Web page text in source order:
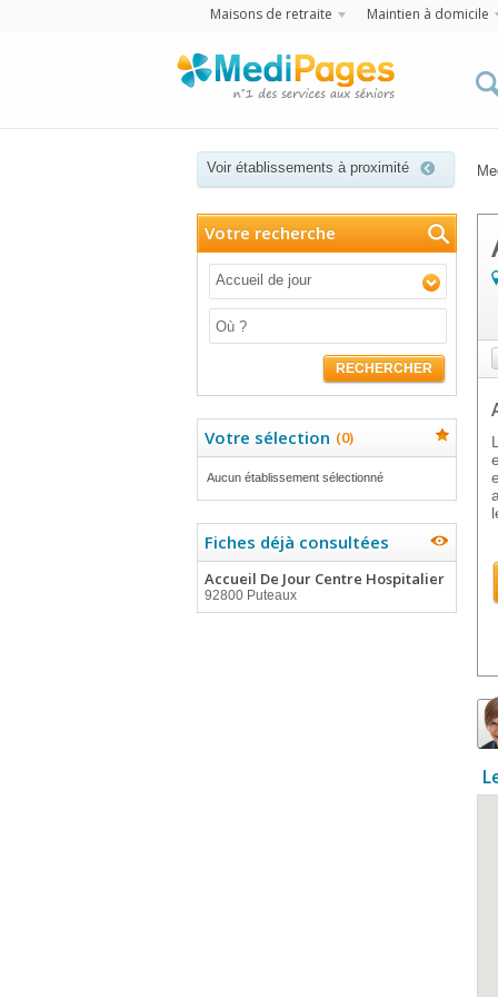
Maisons de retraite Maintien à domicile
Voir établissements à proximité
Votre recherche
Accueil de jour
RECHERCHER
Votre sélection (0)
Aucun établissement sélectionné
Fiches déjà consultées
Accueil De Jour Centre Hospitalier
92800 Puteaux